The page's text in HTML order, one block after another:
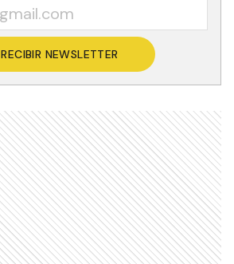
RECIBIR NEWSLETTER